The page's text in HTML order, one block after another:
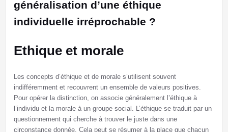
généralisation d’une éthique
individuelle irréprochable ?
Ethique et morale
Les concepts d’éthique et de morale s’utilisent souvent
indifféremment et recouvrent un ensemble de valeurs positives.
Pour opérer la distinction, on associe généralement l’éthique à
l’individu et la morale à un groupe social. L’éthique se traduit par un
questionnement qui cherche à trouver le juste dans une
circonstance donnée. Cela peut se résumer à la place que chacun